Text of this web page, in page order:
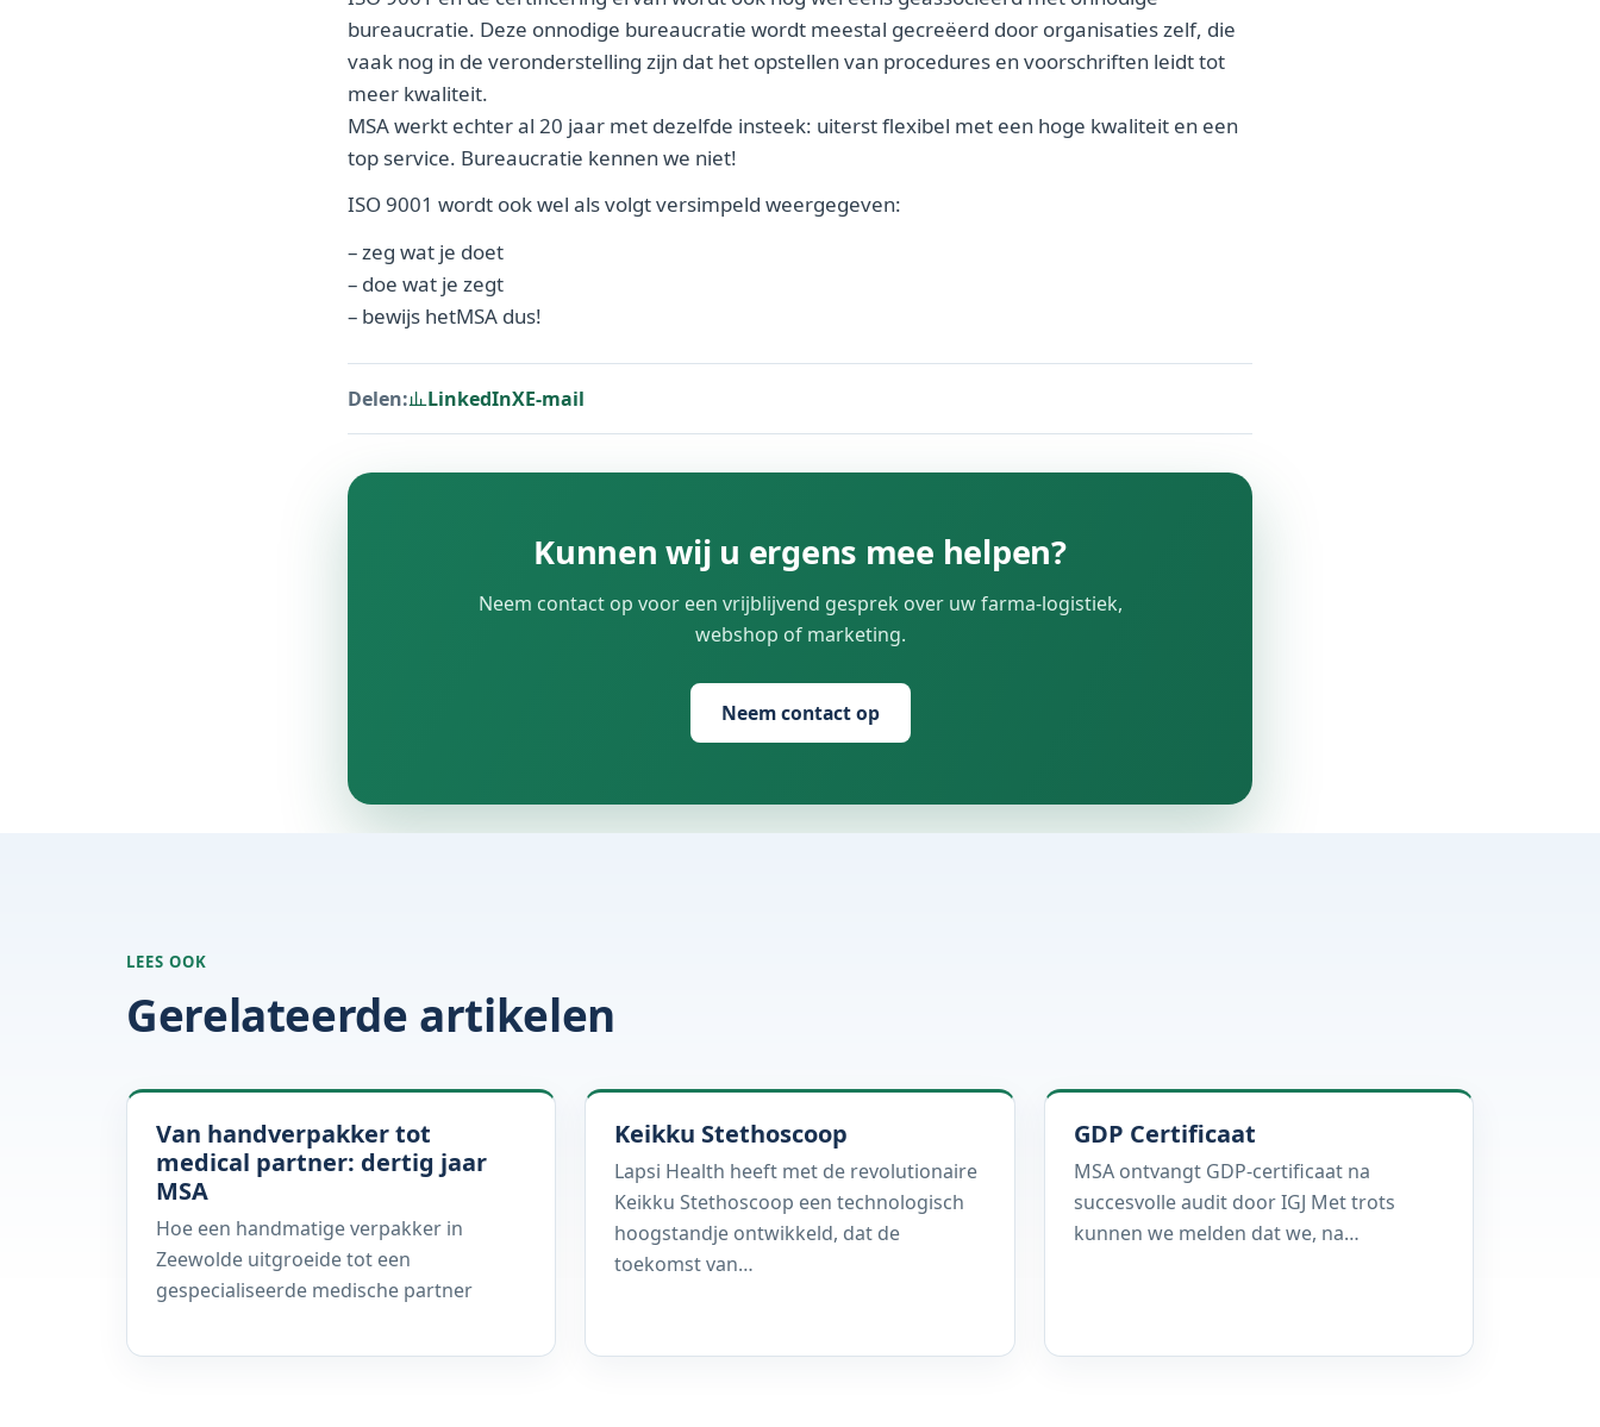
bureaucratie. Deze onnodige bureaucratie wordt meestal gecreëerd door organisaties zelf, die
vaak nog in de veronderstelling zijn dat het opstellen van procedures en voorschriften leidt tot
meer kwaliteit.
MSA werkt echter al 20 jaar met dezelfde insteek: uiterst flexibel met een hoge kwaliteit en een
top service. Bureaucratie kennen we niet!
ISO 9001 wordt ook wel als volgt versimpeld weergegeven:
– zeg wat je doet
– doe wat je zegt
– bewijs hetMSA dus!
Delen: LinkedInXE-mail
Kunnen wij u ergens mee helpen?
Neem contact op voor een vrijblijvend gesprek over uw farma-logistiek,
webshop of marketing.
Neem contact op
LEES OOK
Gerelateerde artikelen
Van handverpakker tot
medical partner: dertig jaar
MSA
Hoe een handmatige verpakker in
Zeewolde uitgroeide tot een
gespecialiseerde medische partner
Keikku Stethoscoop
Lapsi Health heeft met de revolutionaire
Keikku Stethoscoop een technologisch
hoogstandje ontwikkeld, dat de
toekomst van…
GDP Certificaat
MSA ontvangt GDP-certificaat na
succesvolle audit door IGJ Met trots
kunnen we melden dat we, na…